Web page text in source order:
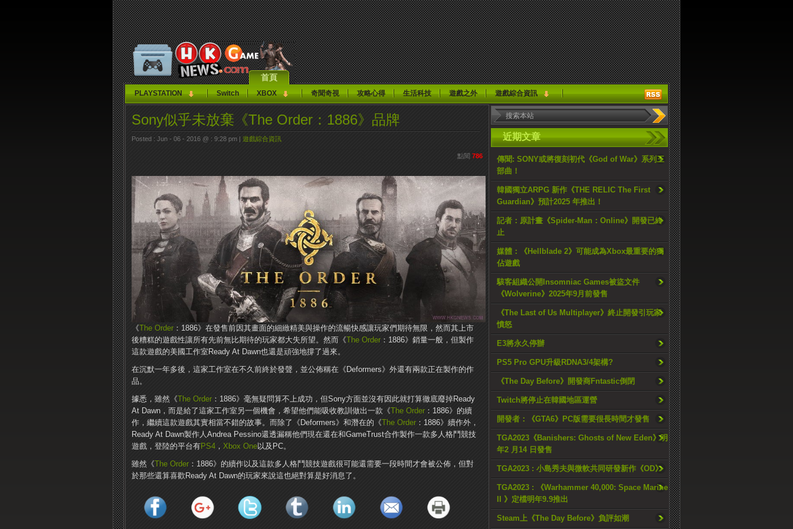
首頁
PLAYSTATION Switch XBOX 奇聞奇視 攻略心得 生活科技 遊戲之外 遊戲綜合資訊
近期文章
傳聞: SONY或將復刻初代《God of War》系列三
部曲！
韓國獨立ARPG 新作《THE RELIC The First
Guardian》預計2025 年推出！
記者：原計畫《Spider-Man：Online》開發已終
止
媒體：《Hellblade 2》可能成為Xbox最重要的獨
佔遊戲
駭客組織公開Insomniac Games被盜文件
《Wolverine》2025年9月前發售
《The Last of Us Multiplayer》終止開發引玩家
憤怒
E3將永久停辦
PS5 Pro GPU升級RDNA3/4架構?
《The Day Before》開發商Fntastic倒閉
Twitch將停止在韓國地區運營
開發者：《GTA6》PC版需要很長時間才發售
TGA2023《Banishers: Ghosts of New Eden》明
年2 月14 日發售
TGA2023 : 小島秀夫與微軟共同研發新作《OD》
TGA2023 : 《Warhammer 40,000: Space Marine
II 》定檔明年9.9推出
Steam上《The Day Before》負評如潮
Sony似乎未放棄《The Order：1886》品牌
Posted : Jun - 06 - 2016 @ : 9:28 pm | 遊戲綜合資訊
點閱 786
《The Order ：1886》在發售前因其畫面的細緻精美與操作的流暢快感讓玩家們期待無限，然而其上市
後糟糕的遊戲性讓所有先前無比期待的玩家都大失所望。然而《The Order ：1886》銷量一般，但製作
這款遊戲的美國工作室Ready At Dawn也還是頑強地撐了過來。
在沉默一年多後，這家工作室在不久前終於發聲，並公佈稱在《Deformers》外還有兩款正在製作的作
品。
據悉，雖然《The Order ：1886》毫無疑問算不上成功，但Sony方面並沒有因此就打算徹底廢掉Ready
At Dawn，而是給了這家工作室另一個機會，希望他們能吸收教訓做出一款《The Order ：1886》的續
作，繼續這款遊戲其實相當不錯的故事。而除了《Deformers》和潛在的《The Order ：1886》續作外，
Ready At Dawn製作人Andrea Pessino還透漏稱他們現在還在和GameTrust合作製作一款多人格鬥競技
遊戲，登陸的平台有PS4 ， Xbox One以及PC。
雖然《The Order ：1886》的續作以及這款多人格鬥競技遊戲很可能還需要一段時間才會被公佈，但對
於那些還算喜歡Ready At Dawn的玩家來說這也絕對算是好消息了。